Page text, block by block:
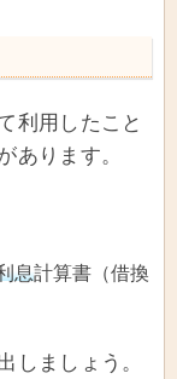
利用したこと
あります。
息計算書（借換
しましょう。